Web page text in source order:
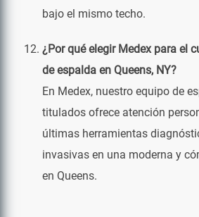
bajo el mismo techo.
¿Por qué elegir Medex para el
de espalda en Queens, NY?
En Medex, nuestro equipo de
titulados ofrece atención
últimas herramientas
invasivas en una moderna y
en Queens.